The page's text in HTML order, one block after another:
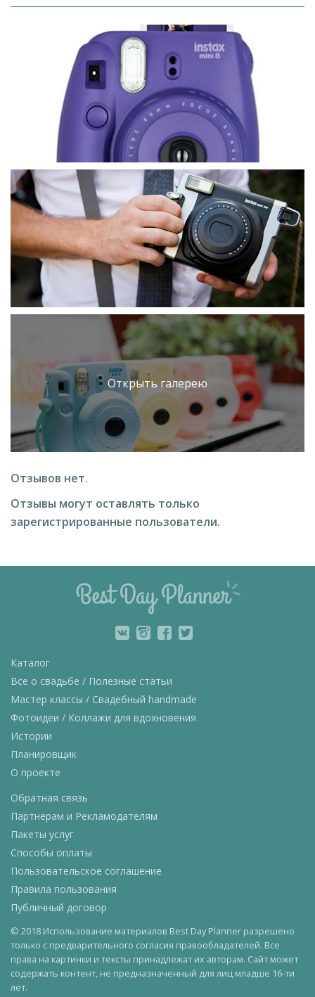
Бронирование через ЛС.
Открыть галерею
Отзывов нет.
Отзывы могут оставлять только
зарегистрированные пользователи.
Каталог
Все о свадьбе / Полезные статьи
Мастер классы / Свадебный handmade
Фотоидеи / Коллажи для вдохновения
Истории
Планировщик
О проекте
Обратная связь
Партнерам и Рекламодателям
Пакеты услуг
Способы оплаты
Пользовательское соглашение
Правила пользования
Публичный договор
© 2018 Использование материалов Best Day Planner разрешено
только с предварительного согласия правообладателей. Все
права на картинки и тексты принадлежат их авторам. Сайт может
содержать контент, не предназначенный для лиц младше 16-ти
лет.